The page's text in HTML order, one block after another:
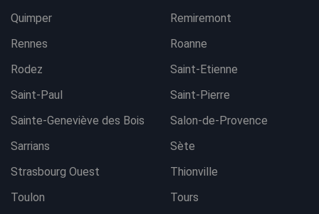
Quimper
Remiremont
Rennes
Roanne
Rodez
Saint-Etienne
Saint-Paul
Saint-Pierre
Sainte-Geneviève des Bois
Salon-de-Provence
Sarrians
Sète
Strasbourg Ouest
Thionville
Toulon
Tours